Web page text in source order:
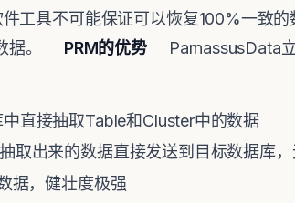
工具不可能保证可以恢复100%一致
据。 PRM的优势ParnassusData立
直接抽取Table和Cluster中的数据
取出来的数据直接发送到目标数据库
据，健壮度极强